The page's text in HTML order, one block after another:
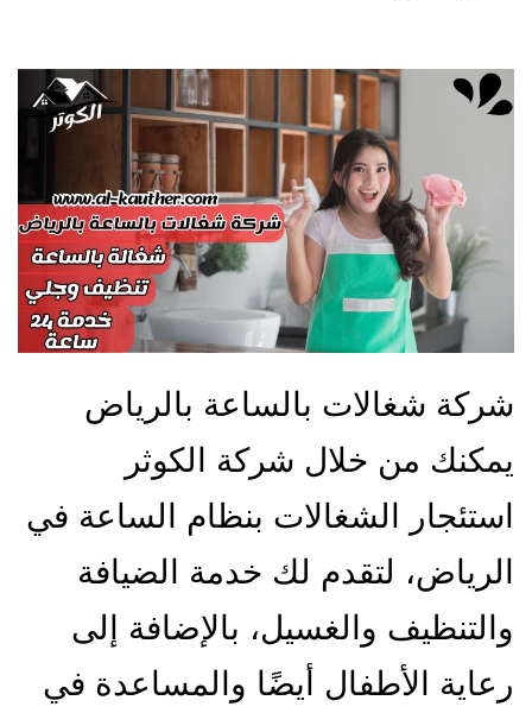
شركة شغالات بالساعة بالرياض
يمكنك من خلال شركة الكوثر
استئجار الشغالات بنظام الساعة في
الرياض، لتقدم لك خدمة الضيافة
والتنظيف والغسيل، بالإضافة إلى
رعاية الأطفال أيضًا والمساعدة في